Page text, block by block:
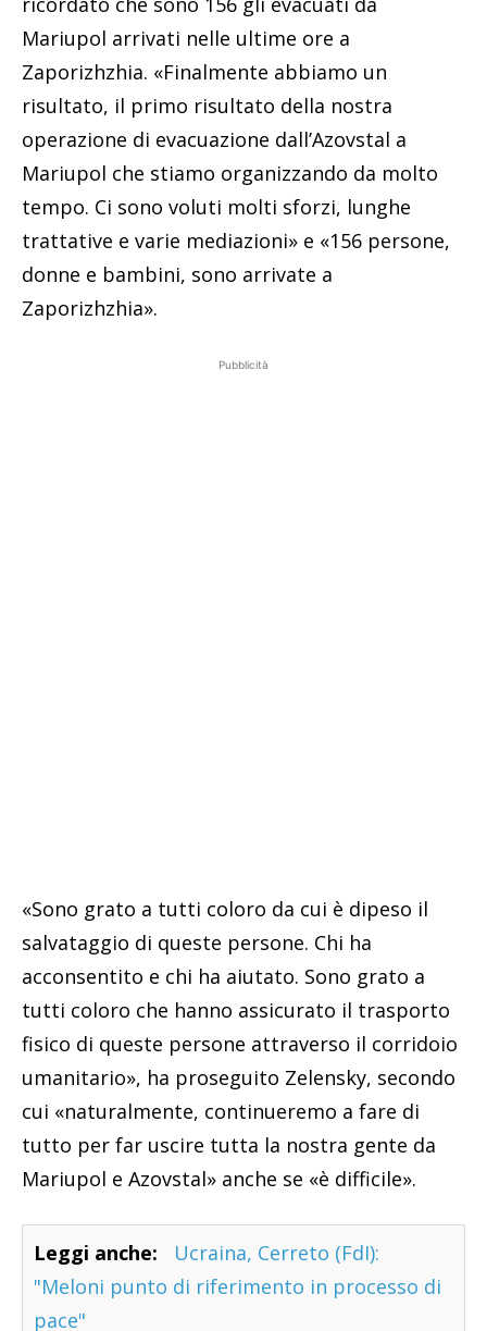
Mariupol arrivati nelle ultime ore a
Zaporizhzhia. «Finalmente abbiamo un
risultato, il primo risultato della nostra
operazione di evacuazione dall’Azovstal a
Mariupol che stiamo organizzando da molto
tempo. Ci sono voluti molti sforzi, lunghe
trattative e varie mediazioni» e «156 persone,
donne e bambini, sono arrivate a
Zaporizhzhia».
Pubblicità
«Sono grato a tutti coloro da cui è dipeso il
salvataggio di queste persone. Chi ha
acconsentito e chi ha aiutato. Sono grato a
tutti coloro che hanno assicurato il trasporto
fisico di queste persone attraverso il corridoio
umanitario», ha proseguito Zelensky, secondo
cui «naturalmente, continueremo a fare di
tutto per far uscire tutta la nostra gente da
Mariupol e Azovstal» anche se «è difficile».
Leggi anche:
Ucraina, Cerreto (FdI):
"Meloni punto di riferimento in processo di
pace"